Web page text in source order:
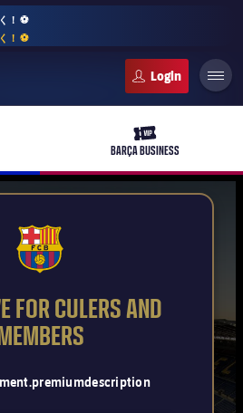
！ ⚽️
！ ⚽️
ticket-vip
BARÇA BUSINESS
ミー
FCB Barcelona badge
FOR CULERS AND
MEMBERS